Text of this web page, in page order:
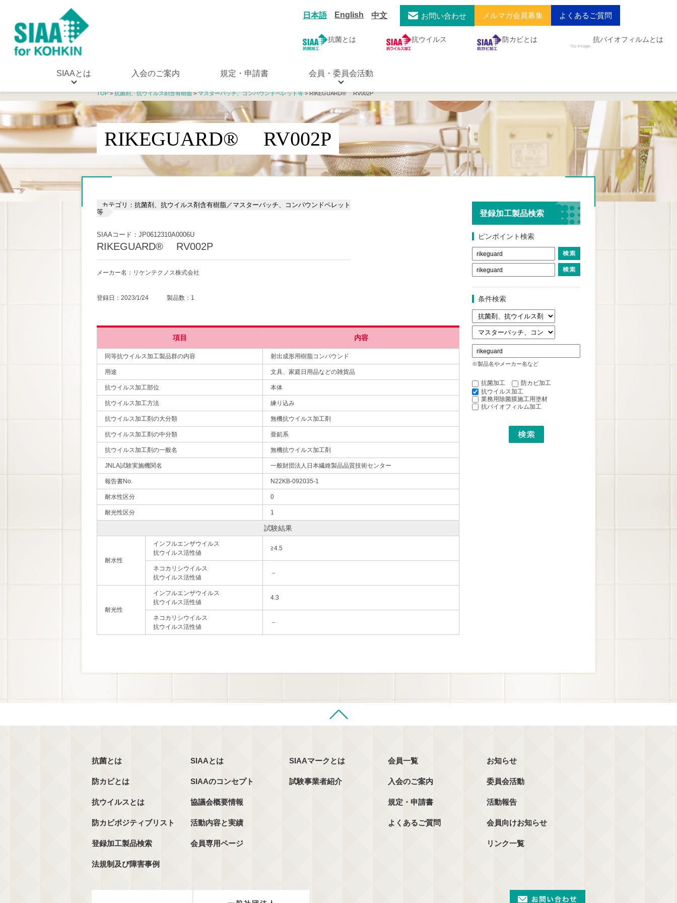
日本語 English 中文 お問い合わせ メルマガ会員募集 よくあるご質問
抗菌とは 抗ウイルス 防カビとは 抗バイオフィルムとは
SIAAとは 入会のご案内 規定・申請書 会員・委員会活動
TOP>抗菌剤、抗ウイルス剤含有樹脂>マスターバッチ、コンパウンドペレット等> RIKEGUARD® RV002P
RIKEGUARD® RV002P
カテゴリ：抗菌剤、抗ウイルス剤含有樹脂／マスターバッチ、コンパウンドペレット
等
SIAAコード：JP0612310A0006U
RIKEGUARD® RV002P
メーカー名：リケンテクノス株式会社
登録日：2023/1/24 製品数：1
項目 内容
同等抗ウイルス加工製品群の内容 射出成形用樹脂コンパウンド
用途 文具、家庭日用品などの雑貨品
抗ウイルス加工部位 本体
抗ウイルス加工方法 練り込み
抗ウイルス加工剤の大分類 無機抗ウイルス加工剤
抗ウイルス加工剤の中分類 亜鉛系
抗ウイルス加工剤の一般名 無機抗ウイルス加工剤
JNLA試験実施機関名 一般財団法人日本繊維製品品質技術センター
報告書No. N22KB-092035-1
耐水性区分 0
耐光性区分 1
試験結果
耐水性
インフルエンザウイルス
抗ウイルス活性値
≧4.5
ネコカリシウイルス
抗ウイルス活性値
－
耐光性
インフルエンザウイルス
抗ウイルス活性値
4.3
ネコカリシウイルス
抗ウイルス活性値
－
登録加工製品検索
ピンポイント検索
条件検索
※製品名やメーカー名など
抗菌加工
防カビ加工
抗ウイルス加工
業務用除菌膜施工用塗材
抗バイオフィルム加工
抗菌とは
防カビとは
抗ウイルスとは
防カビポジティブリスト
登録加工製品検索
法規制及び障害事例
SIAAとは
SIAAのコンセプト
協議会概要情報
活動内容と実績
会員専用ページ
SIAAマークとは
試験事業者紹介
会員一覧
入会のご案内
規定・申請書
よくあるご質問
お知らせ
委員会活動
活動報告
会員向けお知らせ
リンク一覧